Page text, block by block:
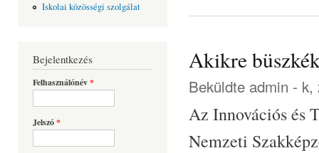
Iskolai közösségi szolgálat
Bejelentkezés
Felhasználónév*
Jelszó*
Akikre
Beküldte admin - k,
Az Innovációs és
Nemzeti